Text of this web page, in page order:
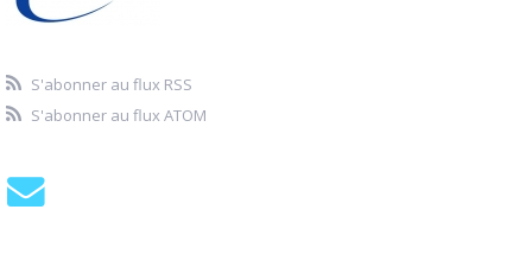
S'abonner au flux RSS
S'abonner au flux ATOM